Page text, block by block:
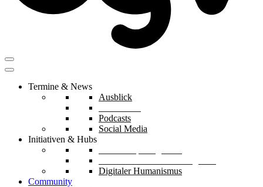
Termine & News
Ausblick
Podcasts
Social Media
Initiativen & Hubs
Digitaler Humanismus
Community